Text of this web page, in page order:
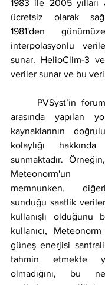
1983 ile 2005 yılları
ücretsiz olarak
1981'den
interpolasyonlu
sunar. HelioClim-3
veriler sunar ve bu
arasında yapılan
kaynaklarının
kolaylığı
sunmaktadır.
Meteonorm'un
memnunken,
sunduğu saatlik
kullanışlı olduğunu
kullanıcı,
güneş enerjisi
tahmin etmekte
olmadığını, bu